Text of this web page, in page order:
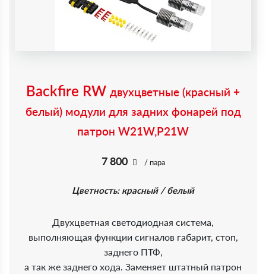
Backfire RW двухцветные (красный +
белый) модули для задних фонарей под
патрон W21W,P21W
7 800 / пара
Цветность: красный / белый
Двухцветная светодиодная система,
выполняющая функции сигналов габарит, стоп,
заднего ПТФ,
а так же заднего хода. Заменяет штатный патрон